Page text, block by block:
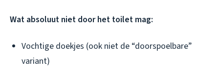
Wat absoluut niet door het toilet mag:
Vochtige doekjes (ook niet de “doorspoelbare”
variant)